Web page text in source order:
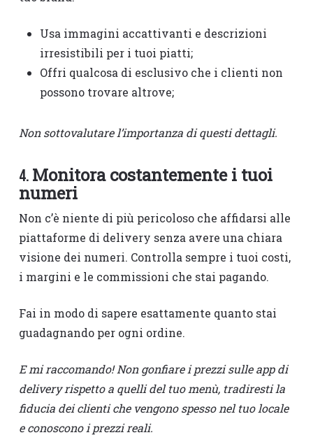
Usa immagini accattivanti e descrizioni
irresistibili per i tuoi piatti;
Offri qualcosa di esclusivo che i clienti non
possono trovare altrove;
Non sottovalutare l’importanza di questi dettagli.
4. Monitora costantemente i tuoi
numeri
Non c’è niente di più pericoloso che affidarsi alle
piattaforme di delivery senza avere una chiara
visione dei numeri. Controlla sempre i tuoi costi,
i margini e le commissioni che stai pagando.
Fai in modo di sapere esattamente quanto stai
guadagnando per ogni ordine.
E mi raccomando! Non gonfiare i prezzi sulle app di
delivery rispetto a quelli del tuo menù, tradiresti la
fiducia dei clienti che vengono spesso nel tuo locale
e conoscono i prezzi reali.